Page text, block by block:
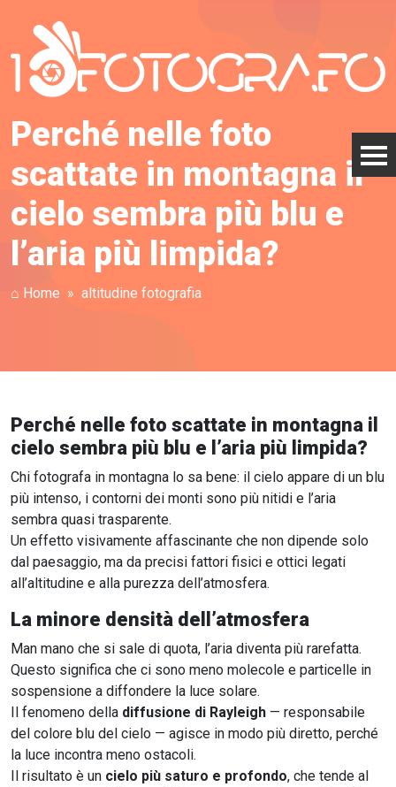
Perché nelle foto
scattate in montagna il
cielo sembra più blu e
l’aria più limpida?
⌂ Home altitudine fotografia
Perché nelle foto scattate in montagna il
cielo sembra più blu e l’aria più limpida?
Chi fotografa in montagna lo sa bene: il cielo appare di un blu
più intenso, i contorni dei monti sono più nitidi e l’aria
sembra quasi trasparente.
Un effetto visivamente affascinante che non dipende solo
dal paesaggio, ma da precisi fattori fisici e ottici legati
all’altitudine e alla purezza dell’atmosfera.
La minore densità dell’atmosfera
Man mano che si sale di quota, l’aria diventa più rarefatta.
Questo significa che ci sono meno molecole e particelle in
sospensione a diffondere la luce solare.
Il fenomeno della diffusione di Rayleigh — responsabile
del colore blu del cielo — agisce in modo più diretto, perché
la luce incontra meno ostacoli.
Il risultato è un cielo più saturo e profondo, che tende al